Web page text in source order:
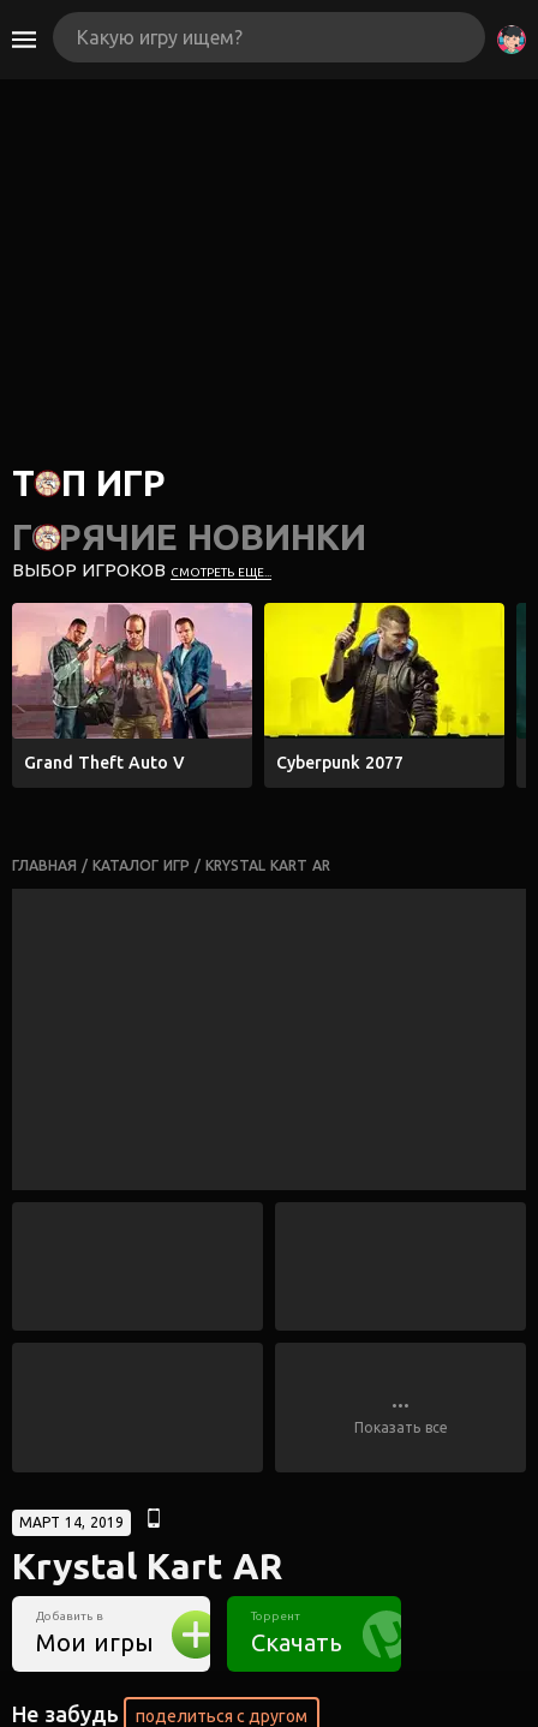
ТОП ИГР
ГОРЯЧИЕ НОВИНКИ
ВЫБОР ИГРОКОВ СМОТРЕТЬ ЕЩЕ...
Grand Theft Auto V Cyberpunk 2077
ГЛАВНАЯ / КАТАЛОГ ИГР / KRYSTAL KART AR
...
Показать все
МАРТ 14, 2019
Krystal Kart AR
Добавить в
Мои игры
Торрент
Скачать
Не забудь поделиться с другом